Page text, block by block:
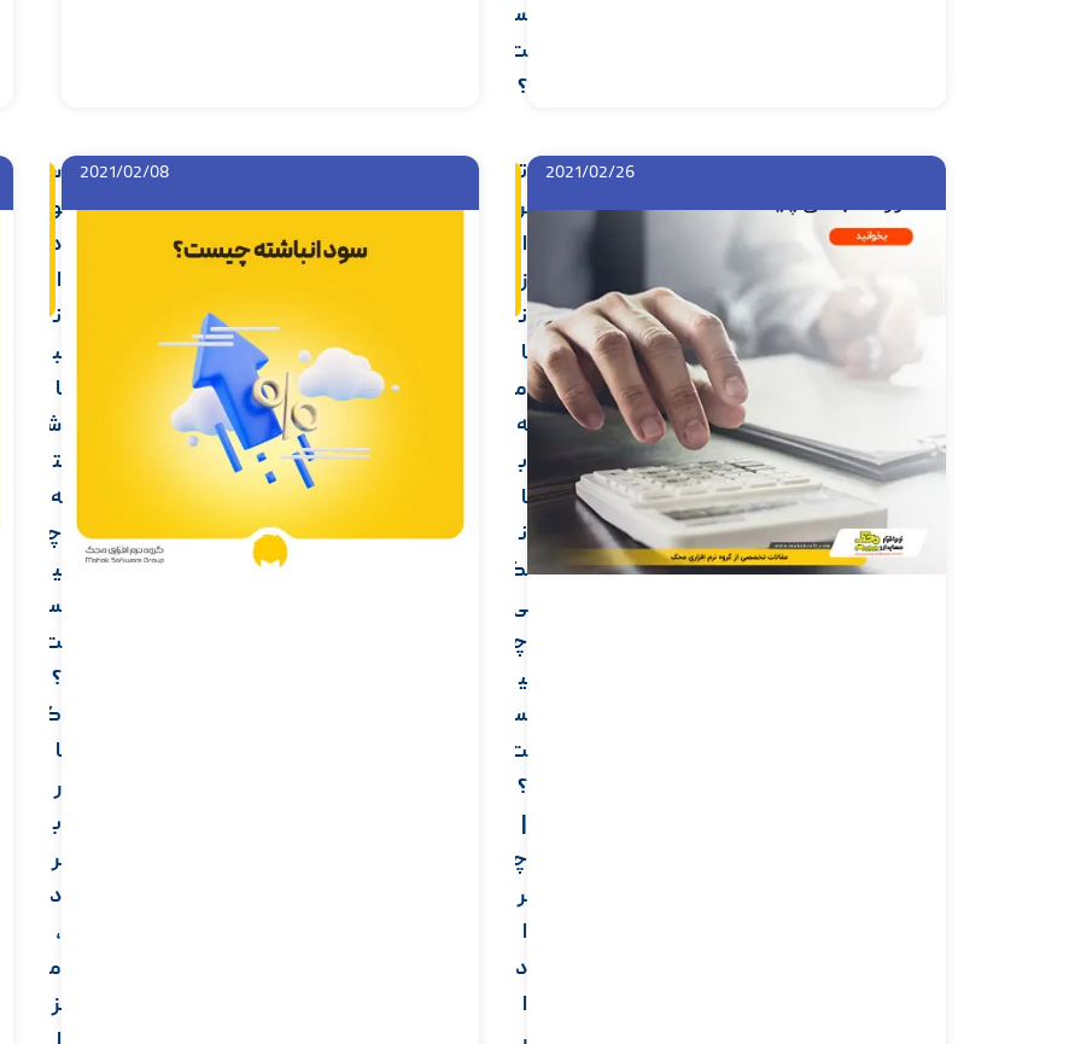
س
ت
؟
2021/02/26
ت
ر
ا
ز
ن
ا
م
ه
ب
ا
ن
ک
ی
چ
ی
س
ت
؟
|
چ
ر
ا
د
ا
2021/02/08
س
و
د
ا
ن
ب
ا
ش
ت
ه
چ
ی
س
ت
؟
ک
ا
ر
ب
ر
د
،
م
ز